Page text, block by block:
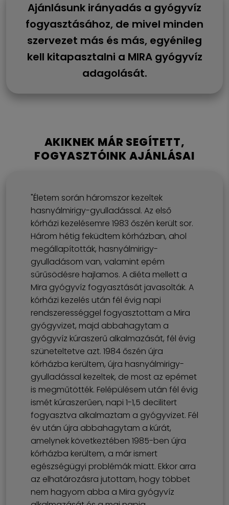
Ajánlásunk irányadás a gyógyvíz
fogyasztásához, de mivel minden
szervezet más és más, egyénileg
kell kitapasztalni a MIRA gyógyvíz
adagolását.
AKIKNEK MÁR SEGÍTETT,
FOGYASZTÓINK AJÁNLÁSAI
"Életem során háromszor kezeltek
hasnyálmirigy-gyulladással. Az első
kórházi kezelésemre 1983 őszén került sor.
Három hétig feküdtem kórházban, ahol
megállapították, hasnyálmirigy-
gyulladásom van, valamint epém
sűrűsödésre hajlamos. A diéta mellett a
Mira gyógyvíz fogyasztását javasolták. A
kórházi kezelés után fél évig napi
rendszerességgel fogyasztottam a Mira
gyógyvizet, majd abbahagytam a
gyógyvíz kúraszerű alkalmazását, fél évig
szüneteltetve azt. 1984 őszén újra
kórházba kerültem, újra hasnyálmirigy-
gyulladással kezeltek, de most az epémet
is megműtötték. Felépülésem után fél évig
ismét kúraszerűen, napi 1-1,5 decilitert
fogyasztva alkalmaztam a gyógyvizet. Fél
év után újra abbahagytam a kúrát,
amelynek következtében 1985-ben újra
kórházba kerültem, a már ismert
egészségügyi problémák miatt. Ekkor arra
az elhatározásra jutottam, hogy többet
nem hagyom abba a Mira gyógyvíz